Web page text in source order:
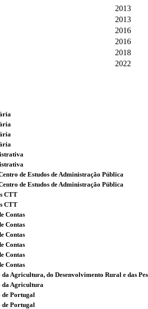
2013
2013
2016
2016
2018
2022
de Estudos de Administração Pública
de Estudos de Administração Pública
CTT
CTT
Contas
Contas
Contas
Contas
Contas
Contas
Agricultura, do Desenvolvimento Rural e das
Agricultura
Portugal
Portugal